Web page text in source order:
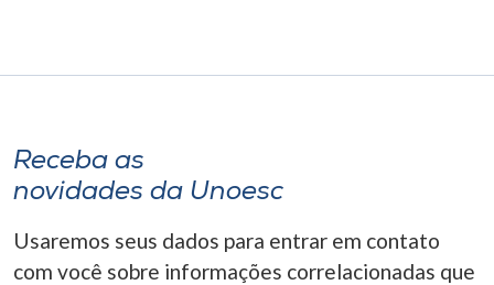
Receba as
novidades da Unoesc
Usaremos seus dados para entrar em contato
com você sobre informações correlacionadas que